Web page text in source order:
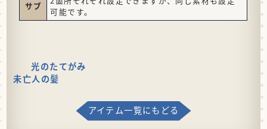
サブ
可能です。
光のたてがみ
未亡人の髪
アイテム一覧にもどる